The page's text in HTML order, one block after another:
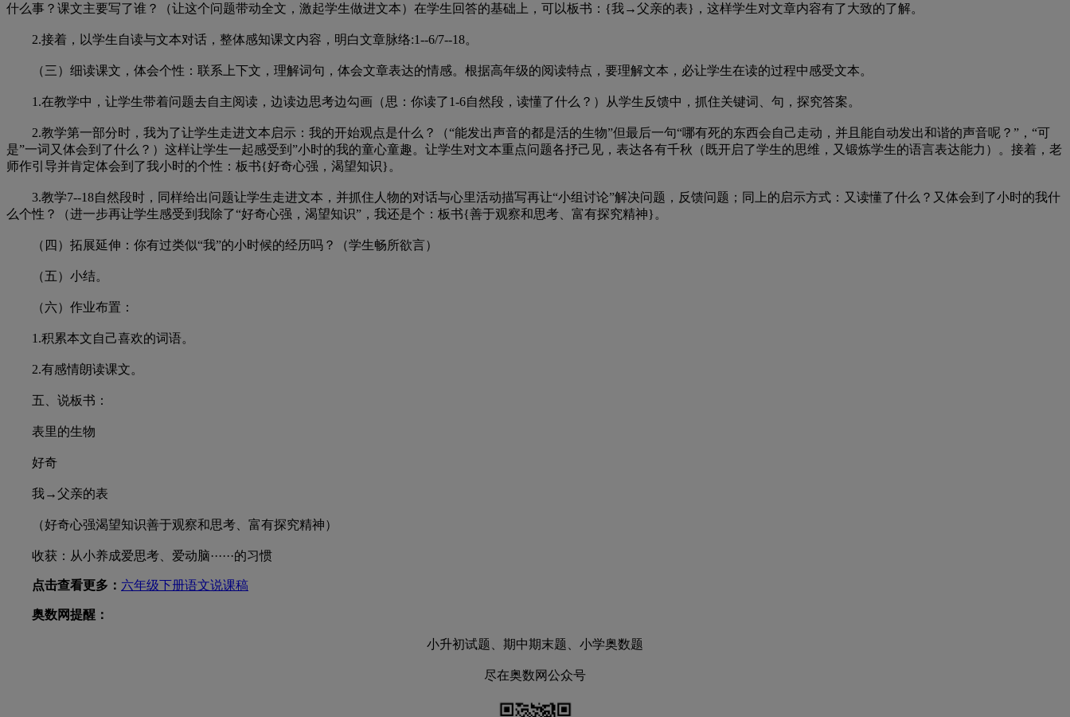
什么事？课文主要写了谁？（让这个问题带动全文，激起学生做进文本）在学生回答的基础上，可以板书：{我→父亲的表}，这样学生对文章内容有了大致的了解。
2.接着，以学生自读与文本对话，整体感知课文内容，明白文章脉络:1--6/7--18。
（三）细读课文，体会个性：联系上下文，理解词句，体会文章表达的情感。根据高年级的阅读特点，要理解文本，必让学生在读的过程中感受文本。
1.在教学中，让学生带着问题去自主阅读，边读边思考边勾画（思：你读了1-6自然段，读懂了什么？）从学生反馈中，抓住关键词、句，探究答案。
2.教学第一部分时，我为了让学生走进文本启示：我的开始观点是什么？（“能发出声音的都是活的生物”但最后一句“哪有死的东西会自己走动，并且能自动发出和谐的声音呢？”，“可
是”一词又体会到了什么？）这样让学生一起感受到”小时的我的童心童趣。让学生对文本重点问题各抒己见，表达各有千秋（既开启了学生的思维，又锻炼学生的语言表达能力）。接着，老
师作引导并肯定体会到了我小时的个性：板书{好奇心强，渴望知识}。
3.教学7--18自然段时，同样给出问题让学生走进文本，并抓住人物的对话与心里活动描写再让“小组讨论”解决问题，反馈问题；同上的启示方式：又读懂了什么？又体会到了小时的我什
么个性？（进一步再让学生感受到我除了“好奇心强，渴望知识”，我还是个：板书{善于观察和思考、富有探究精神}。
（四）拓展延伸：你有过类似“我”的小时候的经历吗？（学生畅所欲言）
（五）小结。
（六）作业布置：
1.积累本文自己喜欢的词语。
2.有感情朗读课文。
五、说板书：
表里的生物
好奇
我→父亲的表
（好奇心强渴望知识善于观察和思考、富有探究精神）
收获：从小养成爱思考、爱动脑······的习惯
点击查看更多： 六年级下册语文说课稿
奥数网提醒：
小升初试题、期中期末题、小学奥数题
尽在奥数网公众号